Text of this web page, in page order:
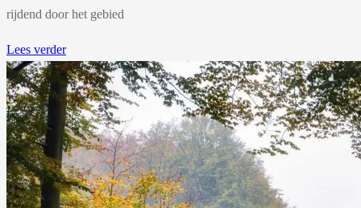
rijdend door het gebied
Lees verder